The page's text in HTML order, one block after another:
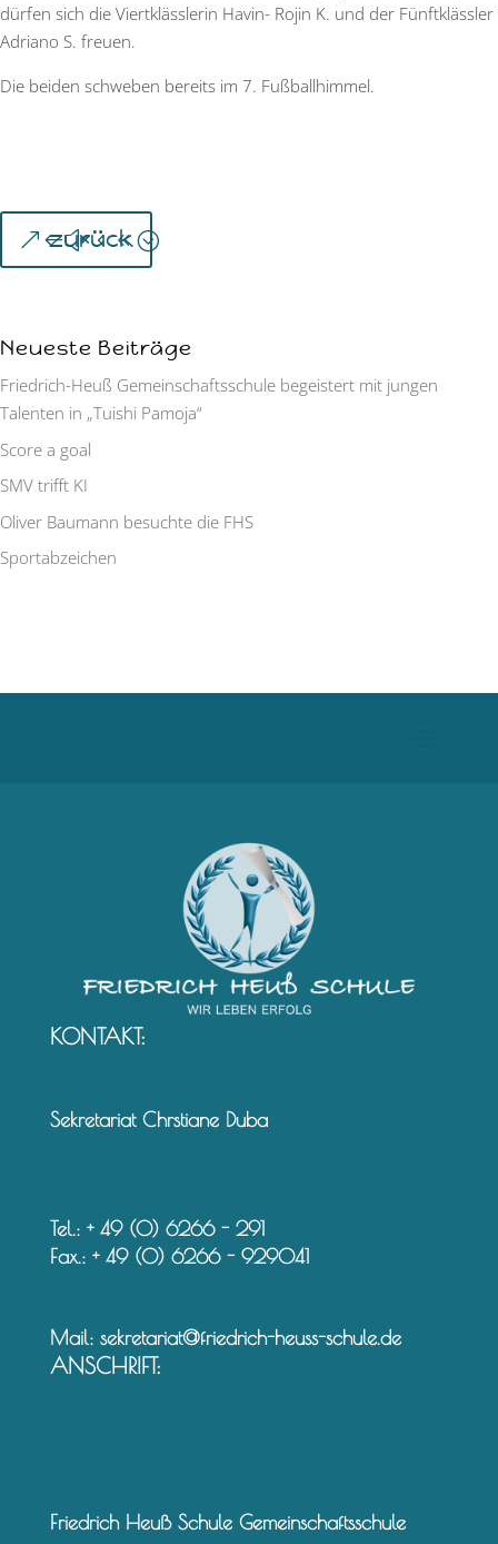
dürfen sich die Viertklässlerin Havin- Rojin K. und der Fünftklässler
Adriano S. freuen.
Die beiden schweben bereits im 7. Fußballhimmel.
zurück
Neueste Beiträge
Friedrich-Heuß Gemeinschaftsschule begeistert mit jungen
Talenten in „Tuishi Pamoja“
Score a goal
SMV trifft KI
Oliver Baumann besuchte die FHS
Sportabzeichen
KONTAKT:
Sekretariat Chrstiane Duba
Tel.: + 49 (0) 6266 - 291
Fax.: + 49 (0) 6266 - 929041
Mail: sekretariat@friedrich-heuss-schule.de
ANSCHRIFT:
Friedrich Heuß Schule Gemeinschaftsschule